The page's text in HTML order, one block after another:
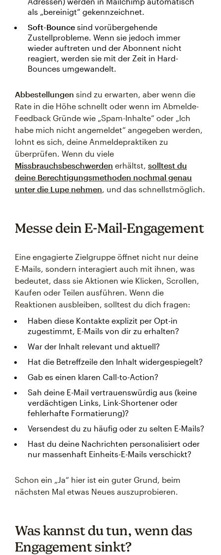
als „bereinigt“ gekennzeichnet.
Soft-Bounce sind vorübergehende
Zustellprobleme. Wenn sie jedoch immer
wieder auftreten und der Abonnent nicht
reagiert, werden sie mit der Zeit in Hard-
Bounces umgewandelt.
Abbestellungen sind zu erwarten, aber wenn die
Rate in die Höhe schnellt oder wenn im Abmelde-
Feedback Gründe wie „Spam-Inhalte“ oder „Ich
habe mich nicht angemeldet“ angegeben werden,
lohnt es sich, deine Anmeldepraktiken zu
überprüfen. Wenn du viele
Missbrauchsbeschwerden erhältst, solltest du
deine Berechtigungsmethoden nochmal genau
unter die Lupe nehmen, und das schnellstmöglich.
Messe dein E-Mail-Engagement
Eine engagierte Zielgruppe öffnet nicht nur deine
E-Mails, sondern interagiert auch mit ihnen, was
bedeutet, dass sie Aktionen wie Klicken, Scrollen,
Kaufen oder Teilen ausführen. Wenn die
Reaktionen ausbleiben, solltest du dich fragen:
Haben diese Kontakte explizit per Opt-in
zugestimmt, E-Mails von dir zu erhalten?
War der Inhalt relevant und aktuell?
Hat die Betreffzeile den Inhalt widergespiegelt?
Gab es einen klaren Call-to-Action?
Sah deine E-Mail vertrauenswürdig aus (keine
verdächtigen Links, Link-Shortener oder
fehlerhafte Formatierung)?
Versendest du zu häufig oder zu selten E-Mails?
Hast du deine Nachrichten personalisiert oder
nur massenhaft Einheits-E-Mails verschickt?
Schon ein „Ja“ hier ist ein guter Grund, beim
nächsten Mal etwas Neues auszuprobieren.
Was kannst du tun, wenn das
Engagement sinkt?